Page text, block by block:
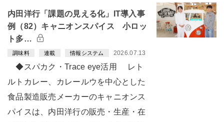
内田洋行「課題の見える化」IT導入事
例（82）キャニオンスパイス 小ロッ
ト多…
調味料 連載 情報システム 2026.07.13
◆スパカク・Trace eye活用 レト
ルトカレー、カレールウを中心とした
食品製造販売メーカーのキャニオンス
パイスは、内田洋行の販売・生産・在